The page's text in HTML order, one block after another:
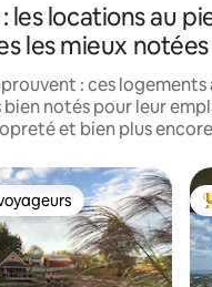
les locations au
les mieux notées
: ces logements
notés pour leur
et bien plus
les plus appréciés